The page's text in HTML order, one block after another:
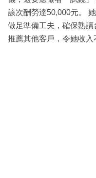
該次酬勞達50,000元。
做足準備工夫，確保熟讀
推薦其他客戶，令她收入